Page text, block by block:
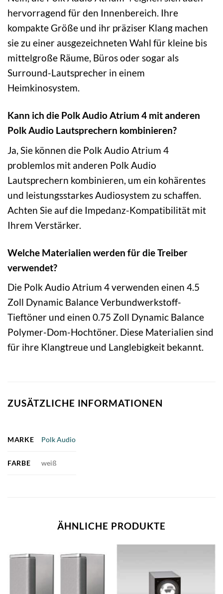
hervorragend für den Innenbereich. Ihre
kompakte Größe und ihr präziser Klang machen
sie zu einer ausgezeichneten Wahl für kleine bis
mittelgroße Räume, Büros oder sogar als
Surround-Lautsprecher in einem
Heimkinosystem.
Kann ich die Polk Audio Atrium 4 mit anderen
Polk Audio Lautsprechern kombinieren?
Ja, Sie können die Polk Audio Atrium 4
problemlos mit anderen Polk Audio
Lautsprechern kombinieren, um ein kohärentes
und leistungsstarkes Audiosystem zu schaffen.
Achten Sie auf die Impedanz-Kompatibilität mit
Ihrem Verstärker.
Welche Materialien werden für die Treiber
verwendet?
Die Polk Audio Atrium 4 verwenden einen 4.5
Zoll Dynamic Balance Verbundwerkstoff-
Tieftöner und einen 0.75 Zoll Dynamic Balance
Polymer-Dom-Hochtöner. Diese Materialien sind
für ihre Klangtreue und Langlebigkeit bekannt.
ZUSÄTZLICHE INFORMATIONEN
MARKE Polk Audio
FARBE weiß
ÄHNLICHE PRODUKTE